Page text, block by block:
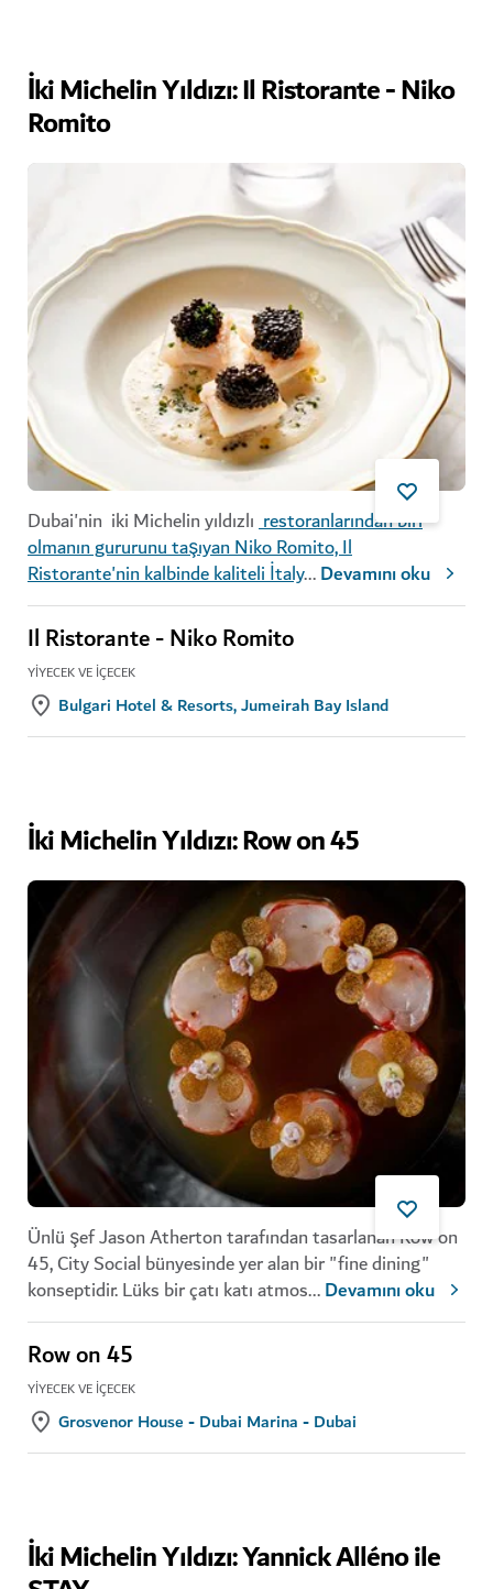
İki Michelin Yıldızı: Il Ristorante - Niko
Romito
Dubai'nin iki Michelin yıldızlırestoranlarından biri
olmanın gururunu taşıyan Niko Romito, Il
Ristorante'nin kalbinde kaliteli İtaly...Devamını oku
Il Ristorante - Niko Romito
YIYECEK VE İÇECEK
Bulgari Hotel & Resorts, Jumeirah Bay Island
İki Michelin Yıldızı: Row on 45
Ünlü şef Jason Atherton tarafından tasarlanan Row on
45, City Social bünyesinde yer alan bir "fine dining"
konseptidir. Lüks bir çatı katı atmos...Devamını oku
Row on 45
YIYECEK VE İÇECEK
Grosvenor House - Dubai Marina - Dubai
İki Michelin Yıldızı: Yannick Alléno ile